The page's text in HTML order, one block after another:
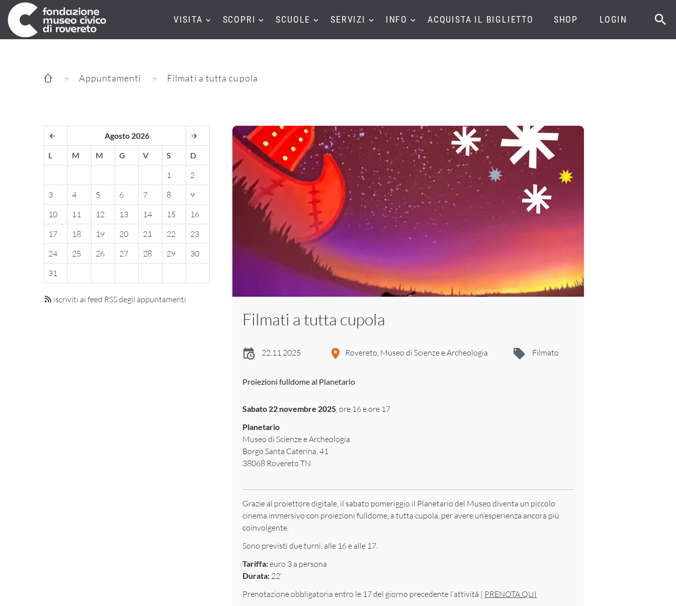
VISITA SCOPRI SCUOLE SERVIZI INFO ACQUISTA IL BIGLIETTO SHOP LOGIN
Appuntamenti Filmati a tutta cupola
Agosto 2026
L M M G V S D
1
2
3
4 5 6 7 8
9
10
11 12 13 14 15
16
17
18 19 20 21 22
23
24
25 26 27 28 29
30
31
iscriviti ai feed RSS degli appuntamenti
Filmati a tutta cupola
22.11.2025 Rovereto, Museo di Scienze e Archeologia Filmato
Proiezioni fulldome al Planetario
Sabato 22 novembre 2025 , ore 16 e ore 17
Planetario
Museo di Scienze e Archeologia
Borgo Santa Caterina, 41
38068 Rovereto TN
Grazie al proiettore digitale, il sabato pomeriggio il Planetario del Museo diventa un piccolo
cinema immersivo con proiezioni fulldome, a tutta cupola, per avere un’esperienza ancora più
coinvolgente.
Sono previsti due turni, alle 16 e alle 17.
Tariffa:euro 3 a persona
Durata: 22'
Prenotazione obbligatoria entro le 17 del giorno precedente l’attività | PRENOTA QUI